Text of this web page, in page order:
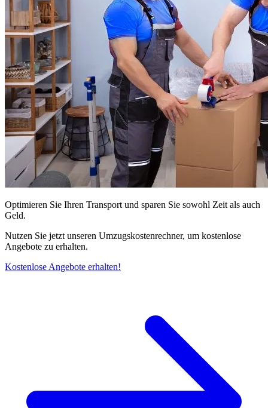
Optimieren Sie Ihren Transport und sparen Sie sowohl Zeit als auch
Geld.
Nutzen Sie jetzt unseren Umzugskostenrechner, um kostenlose
Angebote zu erhalten.
Kostenlose Angebote erhalten!